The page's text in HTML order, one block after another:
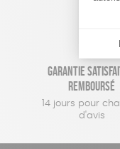
Garantie
remboursé
14 jours pour
d'avis